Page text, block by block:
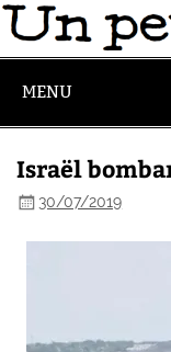
MENU
Israël
30/07/2019